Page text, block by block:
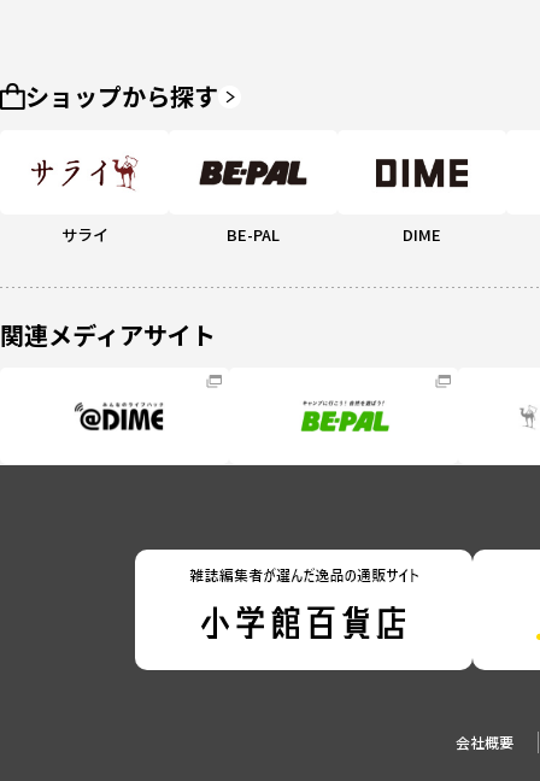
ショップから探す
サライ BE-PAL DIME
関連メディアサイト
会社概要